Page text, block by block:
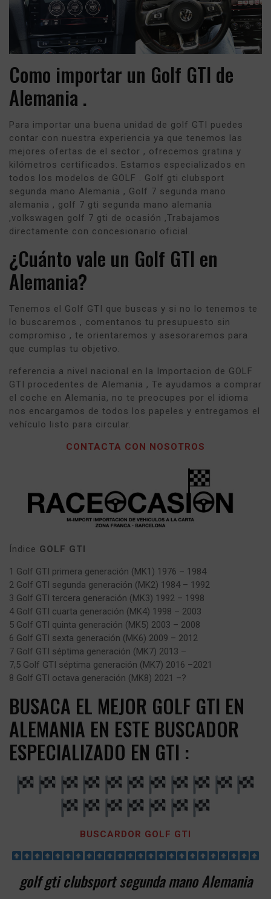
Como importar un Golf GTI de
Alemania .
Para importar una buena unidad de golf GTI puedes
contar con nuestra experiencia ya que tenemos las
mejores ofertas de el sector , ofrecemos gratina y
kilómetros certificados. Estamos especializados en
todos los modelos de GOLF . Golf gti clubsport
segunda mano Alemania , Golf 7 segunda mano
alemania , golf 7 gti segunda mano alemania
,volkswagen golf 7 gti de ocasión ,Trabajamos
directamente con concesionario oficial.
¿Cuánto vale un Golf GTI en
Alemania?
Tenemos el Golf GTI que buscas y si no lo tenemos te
lo buscaremos , comentanos tu presupuesto sin
compromiso , te orientaremos y asesoraremos para
que cumplas tu objetivo.
referencia a nivel nacional en la Importacion de GOLF
GTI procedentes de Alemania , Te ayudamos a comprar
el coche en Alemania, no te preocupes por el idioma
nos encargamos de todos los papeles y entregamos el
vehículo listo para circular.
CONTACTA CON NOSOTROS
Índice GOLF GTI
1 Golf GTI primera generación (MK1) 1976 – 1984
2 Golf GTI segunda generación (MK2) 1984 – 1992
3 Golf GTI tercera generación (MK3) 1992 – 1998
4 Golf GTI cuarta generación (MK4) 1998 – 2003
5 Golf GTI quinta generación (MK5) 2003 – 2008
6 Golf GTI sexta generación (MK6) 2009 – 2012
7 Golf GTI séptima generación (MK7) 2013 –
7,5 Golf GTI séptima generación (MK7) 2016 –2021
8 Golf GTI octava generación (MK8) 2021 –?
BUSACA EL MEJOR GOLF GTI EN
ALEMANIA EN ESTE BUSCADOR
ESPECIALIZADO EN GTI :
BUSCARDOR GOLF GTI
golf gti clubsport segunda manoAlemania